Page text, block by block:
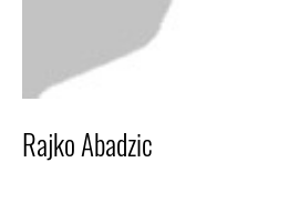
Rajko Abadzic